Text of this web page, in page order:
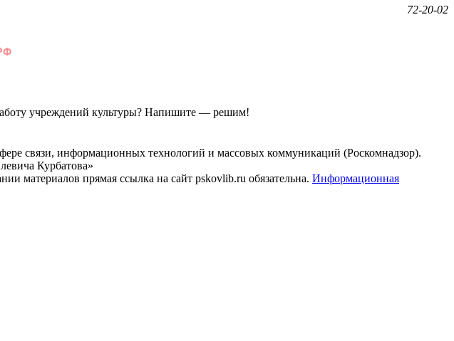
72-20-02
учреждений культуры? Напишите — решим!
связи, информационных технологий и массовых коммуникаций (Роскомнадзор).
Курбатова»
материалов прямая ссылка на сайт pskovlib.ru обязательна. Информационная